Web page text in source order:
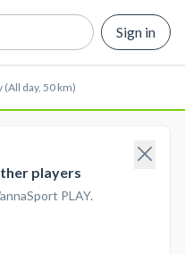
Sign in
(All day, 50 km)
players
PLAY.